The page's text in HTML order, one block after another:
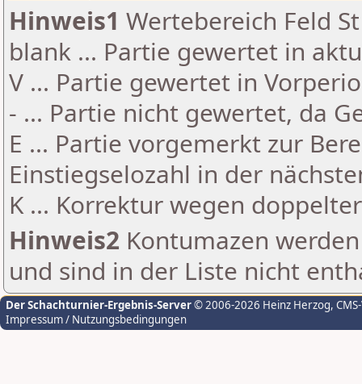
Hinweis1 Wertebereich Feld
blank ... Partie gewertet in
V ... Partie gewertet in
- ... Partie nicht gewertet, da
E ... Partie vorgemerkt zur
Einstiegselozahl in der
K ... Korrektur wegen
Hinweis2 Kontumazen
und sind in der Liste nicht
Der Schachturnier-Ergebnis-Server© 2006-2026 Heinz Herzog,
Impressum / Nutzungsbedingungen